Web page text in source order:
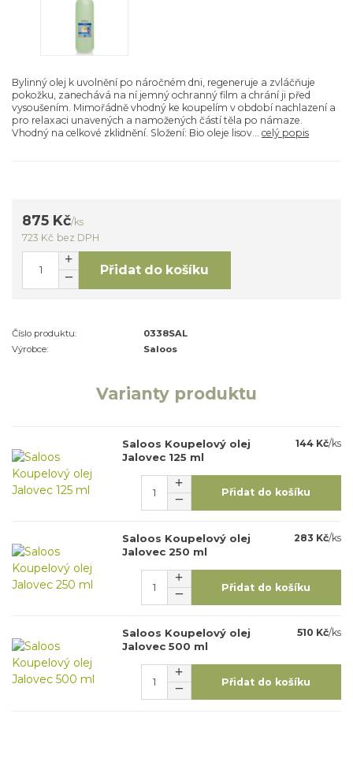
Bylinný olej k uvolnění po náročném dni, regeneruje a zvláčňuje
pokožku, zanechává na ní jemný ochranný film a chrání ji před
vysoušením. Mimořádně vhodný ke koupelím v období nachlazení a
pro relaxaci unavených a namožených částí těla po námaze.
Vhodný na celkové zklidnění. Složení: Bio oleje lisov... celý popis
875 Kč/ks
723 Kč bez DPH
Přidat do košíku
Číslo produktu:
0338SAL
Výrobce:
Saloos
Varianty produktu
Saloos Koupelový olej
Jalovec 125 ml
144 Kč/ks
Přidat do košíku
Saloos Koupelový olej
Jalovec 250 ml
283 Kč/ks
Přidat do košíku
Saloos Koupelový olej
Jalovec 500 ml
510 Kč/ks
Přidat do košíku